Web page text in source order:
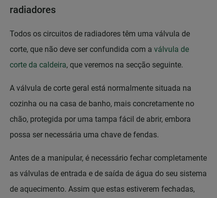
radiadores
Todos os circuitos de radiadores têm uma válvula de
corte, que não deve ser confundida com a válvula de
corte da caldeira, que veremos na secção seguinte.
A válvula de corte geral está normalmente situada na
cozinha ou na casa de banho, mais concretamente no
chão, protegida por uma tampa fácil de abrir, embora
possa ser necessária uma chave de fendas.
Antes de a manipular, é necessário fechar completamente
as válvulas de entrada e de saída de água do seu sistema
de aquecimento. Assim que estas estiverem fechadas,